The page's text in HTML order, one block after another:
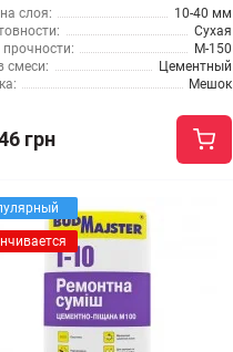
слоя:
10-40 мм
Сухая
М-150
смеси:
Цементный
Мешок
грн